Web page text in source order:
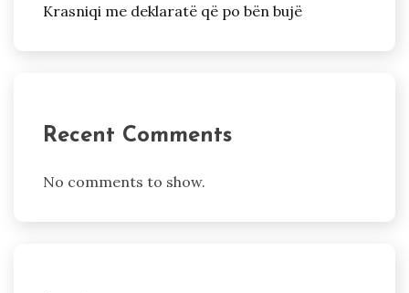
Krasniqi me deklaratë që po bën bujë
Recent Comments
No comments to show.